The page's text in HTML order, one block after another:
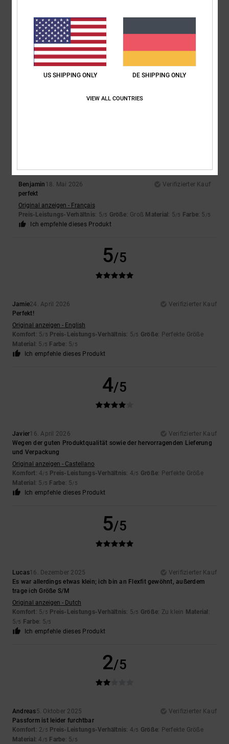
Randrianaivo20. Juni 2026
Das gekaufte Produkt ist in Ordnung.
Original anzeigen - Français
Benjamin 18. Mai 2026
Verifizierter Kauf
perfekt
Original anzeigen - Français
Preis-Leistungs-Verhältnis: 5/5 Größe: Groß Material : 5/5 Farbe: 5 /5
Ich empfehle dieses Produkt
5/5
Jamie24. April 2026
Verifizierter Kauf
Perfekt!
Original anzeigen - English
Komfort: 5/5 Preis-Leistungs-Verhältnis: 5/5 Größe: Perfekte Größe
Material : 5 /5 Farbe: 5/5
Ich empfehle dieses Produkt
4/5
Javier16. April 2026
Verifizierter Kauf
Wegen der guten Produktqualität sowie der hervorragenden Lieferung
und Verpackung
Original anzeigen - Castellano
Komfort: 4/5 Preis-Leistungs-Verhältnis: 4/5 Größe: Perfekte Größe
Material : 5 /5 Farbe: 5/5
Ich empfehle dieses Produkt
5/5
Lucas16. Dezember 2025
Verifizierter Kauf
Es war allerdings etwas klein; ich bin an Flexfit gewöhnt, außerdem
trage ich Größe S/M
Original anzeigen - Dutch
Komfort: 5/5 Preis-Leistungs-Verhältnis: 5/5 Größe: Zu klein Material :
5/5 Farbe: 5/5
Ich empfehle dieses Produkt
2/5
Andreas5. Oktober 2025
Verifizierter Kauf
Passform ist leider furchtbar
Komfort: 2/5 Preis-Leistungs-Verhältnis: 4/5 Größe: Perfekte Größe
Material : 4 /5 Farbe: 5/5
US SHIPPING ONLY DE SHIPPING ONLY
VIEW ALL COUNTRIES